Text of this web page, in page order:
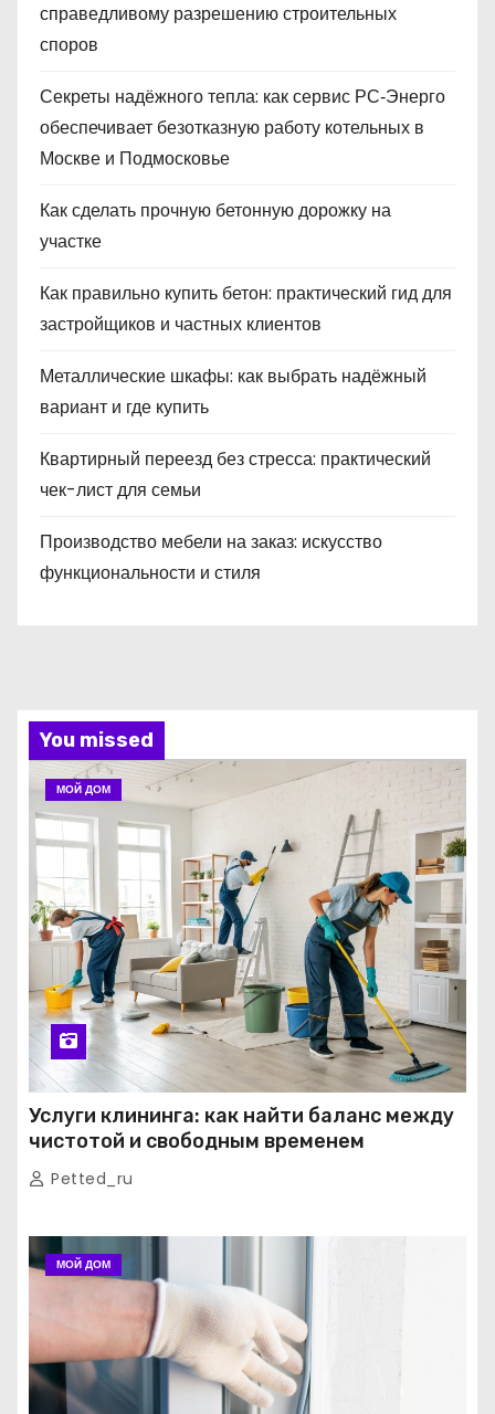
справедливому разрешению строительных
споров
Секреты надёжного тепла: как сервис РС‑Энерго
обеспечивает безотказную работу котельных в
Москве и Подмосковье
Как сделать прочную бетонную дорожку на
участке
Как правильно купить бетон: практический гид для
застройщиков и частных клиентов
Металлические шкафы: как выбрать надёжный
вариант и где купить
Квартирный переезд без стресса: практический
чек-лист для семьи
Производство мебели на заказ: искусство
функциональности и стиля
You missed
МОЙ ДОМ
Услуги клининга: как найти баланс между
чистотой и свободным временем
Petted_ru
МОЙ ДОМ